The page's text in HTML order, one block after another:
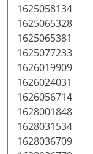
1628001848
1628031534
1628036709